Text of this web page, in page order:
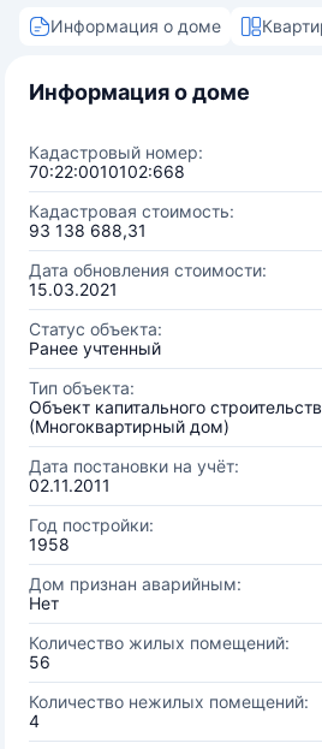
Информация о доме
Информация о доме
Кадастровый номер:
70:22:0010102:668
Кадастровая стоимость:
93 138 688,31
Дата обновления стоимости:
15.03.2021
Статус объекта:
Ранее учтенный
Тип объекта:
Объект капитального
(Многоквартирный дом)
Дата постановки на учёт:
02.11.2011
Год постройки:
1958
Дом признан аварийным:
Нет
Количество жилых помещений:
56
Количество нежилых помещений:
4